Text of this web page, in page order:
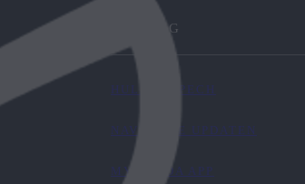
HANDIG
HULP BIJ PECH
NAVIGATIE UPDATEN
MYMAZDA APP